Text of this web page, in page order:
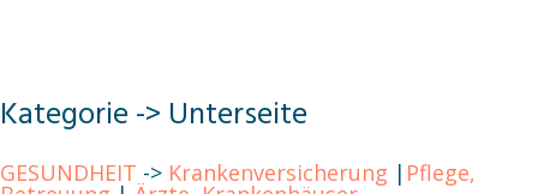
Kategorie -> Unterseite
GESUNDHEIT -> Krankenversicherung | Pflege,